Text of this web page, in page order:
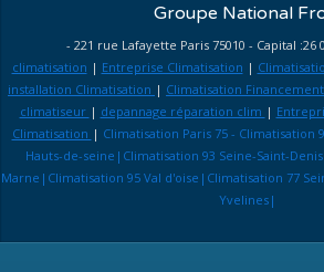
Groupe National
- 221 rue Lafayette Paris 75010 - Capital :26
climatisation | Entreprise Climatisation |
installation Climatisation | Climatisation
climatiseur | depannage réparation clim |
Climatisation | Climatisation Paris 75 - Climatisation
Hauts-de-seine|Climatisation 93 Seine-Saint-
Marne|Climatisation 95 Val d'oise|Climatisation 77
Yvelines|